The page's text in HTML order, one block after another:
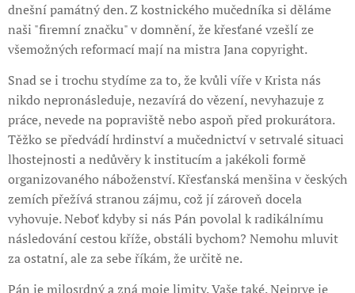
dnešní památný den. Z kostnického mučedníka si děláme
naši "firemní značku" v domnění, že křesťané vzešlí ze
všemožných reformací mají na mistra Jana copyright.
Snad se i trochu stydíme za to, že kvůli víře v Krista nás
nikdo nepronásleduje, nezavírá do vězení, nevyhazuje z
práce, nevede na popraviště nebo aspoň před prokurátora.
Těžko se předvádí hrdinství a mučednictví v setrvalé situaci
lhostejnosti a nedůvěry k institucím a jakékoli formě
organizovaného náboženství. Křesťanská menšina v českých
zemích přežívá stranou zájmu, což jí zároveň docela
vyhovuje. Neboť kdyby si nás Pán povolal k radikálnímu
následování cestou kříže, obstáli bychom? Nemohu mluvit
za ostatní, ale za sebe říkám, že určitě ne.
Pán je milosrdný a zná moje limity. Vaše také. Nejprve je